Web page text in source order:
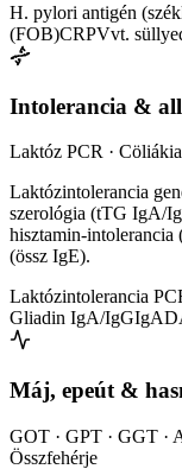
H. pylori antigén
(FOB)CRPVvt.
Intolerancia &
Laktóz PCR ·
Laktózintolerancia
szerológia (tTG IgA/
hisztamin-intolerancia
(össz IgE).
Laktózintolerancia
Gliadin IgA/IgGIgA
Máj, epeút &
GOT · GPT · GGT ·
Összfehérje